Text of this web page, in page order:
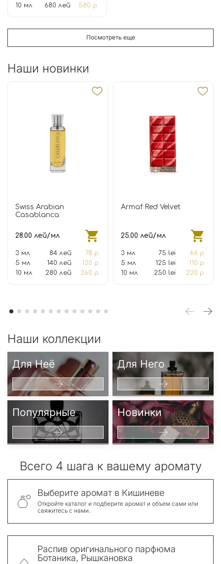
10 мл
680 лей 580 р.
Посмотреть еще
Наши новинки
Swiss Arabian
Casablanca
28.00 лей/мл
3 мл 84 лей
78 р.
5 мл
140 лей
130 р.
10 мл
280 лей 260 р.
Armaf Red Velvet
25.00 лей/мл
3 мл 75 lei
66 р.
5 мл
125 lei
110 р.
10 мл
250 lei 220 р.
Наши коллекции
Для Неё Для Него
Популярные Новинки
Всего 4 шага к вашему аромату
Выберите аромат в Кишиневе
Откройте каталог и подберите аромат и объем сами или
свяжитесь с нами.
Распив оригинального парфюма
Ботаника, Рышкановка